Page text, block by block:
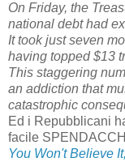
On Friday, the
national debt had
It took just seven
having topped $13
This staggering
an addiction that
catastrophic
Ed i Repubblicani
facile
You Won't Believe